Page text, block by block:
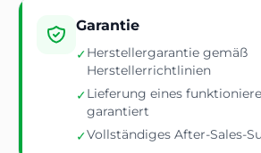
Garantie
✓Herstellergarantie gemäß
Herstellerrichtlinien
✓Lieferung eines
garantiert
✓Vollständiges After-Sales-